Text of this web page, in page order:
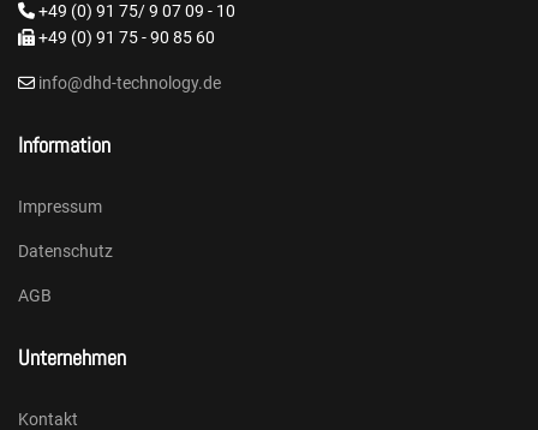
+49 (0) 91 75/ 9 07 09 - 10
+49 (0) 91 75 - 90 85 60
info@dhd-technology.de
Information
Impressum
Datenschutz
AGB
Unternehmen
Kontakt